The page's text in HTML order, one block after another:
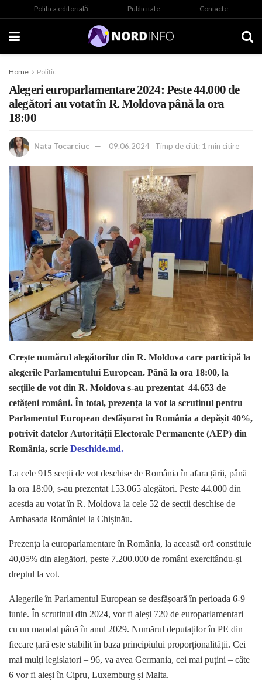
Politica editorială Publicitate Contacte
Home Politic
Alegeri europarlamentare 2024: Peste 44.000 de
alegători au votat în R. Moldova până la ora
18:00
Nata Tocarciuc 09.06.2024 Timp de citit: 1 min citire
Crește numărul alegătorilor din R. Moldova care participă la
alegerile Parlamentului European. Până la ora 18:00, la
secțiile de vot din R. Moldova s-au prezentat 44.653 de
cetățeni români. În total, prezența la vot la scrutinul pentru
Parlamentul European desfășurat în România a depășit 40%,
potrivit datelor Autorității Electorale Permanente (AEP) din
România, scrie Deschide.md.
La cele 915 secții de vot deschise de România în afara țării, până
la ora 18:00, s-au prezentat 153.065 alegători. Peste 44.000 din
aceștia au votat în R. Moldova la cele 52 de secții deschise de
Ambasada României la Chișinău.
Prezența la europarlamentare în România, la această oră constituie
40,05% din alegători, peste 7.200.000 de români exercitându-și
dreptul la vot.
Alegerile în Parlamentul European se desfășoară în perioada 6-9
iunie. În scrutinul din 2024, vor fi aleși 720 de europarlamentari
cu un mandat până în anul 2029. Numărul deputaților în PE din
fiecare țară este stabilit în baza principiului proporționalității. Cei
mai mulți legislatori – 96, va avea Germania, cei mai puțini – câte
6 vor fi aleși în Cipru, Luxemburg și Malta.